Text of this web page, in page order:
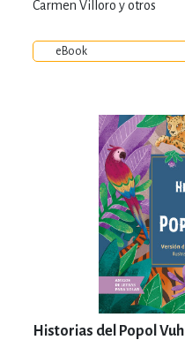
Carmen Villoro y otros
eBook
Historias del Popol Vuh